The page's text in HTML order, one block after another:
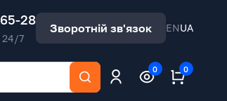
28
24/7
Зворотній зв'язок ENUA
0 0